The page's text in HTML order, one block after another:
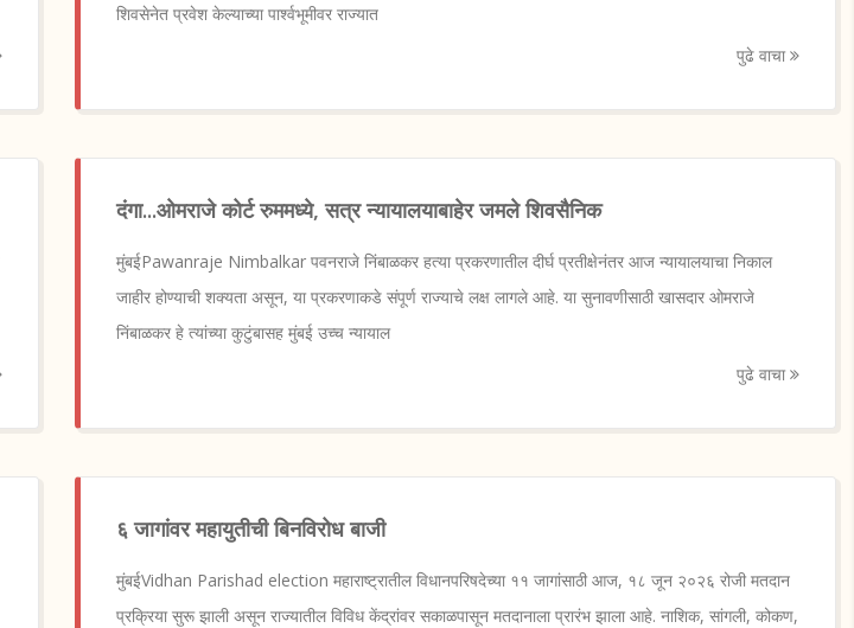
शिवसेनेत प्रवेश केल्याच्या पार्श्वभूमीवर राज्यात
पुढे वाचा
दंगा...ओमराजे कोर्ट रुममध्ये, सत्र न्यायालयाबाहेर जमले शिवसैनिक
मुंबईPawanraje Nimbalkar पवनराजे निंबाळकर हत्या प्रकरणातील दीर्घ प्रतीक्षेनंतर आज न्यायालयाचा निकाल
जाहीर होण्याची शक्यता असून, या प्रकरणाकडे संपूर्ण राज्याचे लक्ष लागले आहे. या सुनावणीसाठी खासदार ओमराजे
निंबाळकर हे त्यांच्या कुटुंबासह मुंबई उच्च न्यायाल
पुढे वाचा
६ जागांवर महायुतीची बिनविरोध बाजी
मुंबईVidhan Parishad election महाराष्ट्रातील विधानपरिषदेच्या ११ जागांसाठी आज, १८ जून २०२६ रोजी मतदान
प्रक्रिया सुरू झाली असून राज्यातील विविध केंद्रांवर सकाळपासून मतदानाला प्रारंभ झाला आहे. नाशिक, सांगली, कोकण,